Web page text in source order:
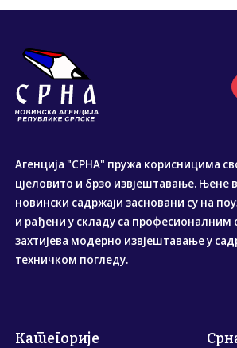
Агенција "СРНА" пружа корисницима
цјеловито и брзо извјештавање. Њене
новински садржаји засновани су на
и рађени у складу са професионалним
захтијева модерно извјештавање у
техничком погледу.
Категорије